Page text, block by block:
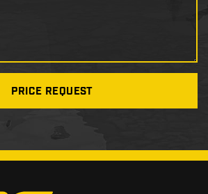
PRICE REQUEST